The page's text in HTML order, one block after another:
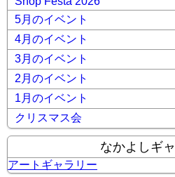
5月のイベント
4月のイベント
3月のイベント
2月のイベント
1月のイベント
クリスマス会
なかよしギ
アートギャラリー